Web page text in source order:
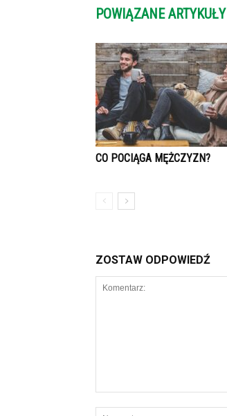
POWIĄZANE ARTYKUŁY
CO POCIĄGA MĘŻCZYZN?
ZOSTAW ODPOWIEDŹ